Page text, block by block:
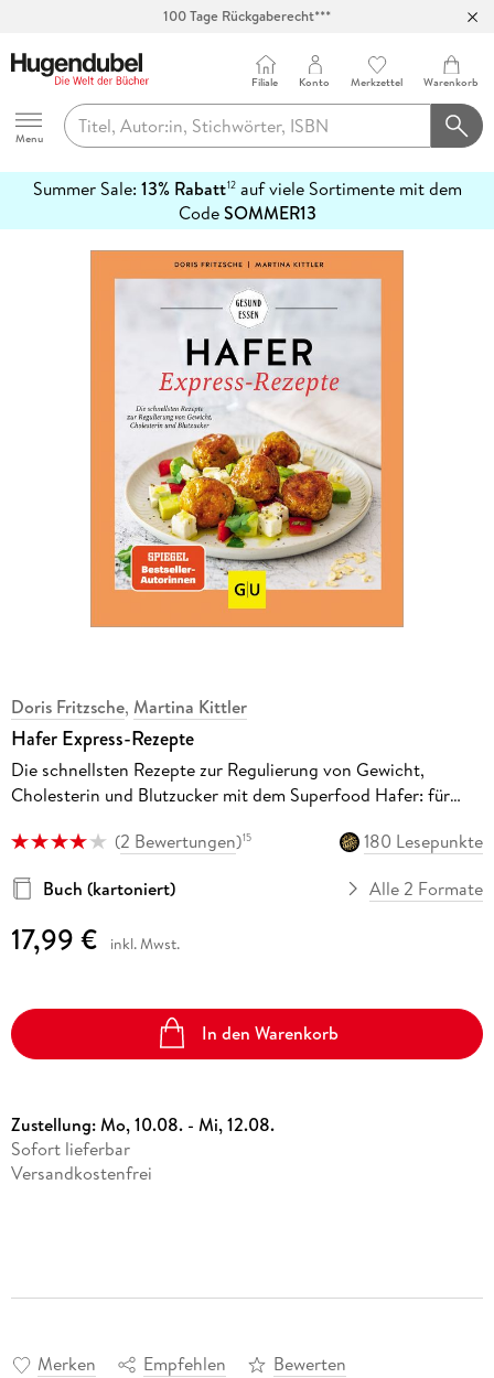
100 Tage Rückgaberecht***
Hugendubel
Menu
Filiale Konto Merkzettel Warenkorb
Summer Sale: 13% Rabatt12auf viele Sortimente mit dem
CodeSOMMER13
erfahren
Doris Fritzsche, Martina Kittler
Hafer Express-Rezepte
Die schnellsten Rezepte zur Regulierung von Gewicht,
Cholesterin und Blutzucker mit dem Superfood Hafer: für
(2 Bewertungen)15
180 Lesepunkte
Buch (kartoniert)
Alle 2 Formate
17,99 € inkl. Mwst.
In den Warenkorb
Zustellung:Mo, 10.08. - Mi, 12.08.
Sofort lieferbar
Versandkostenfrei
Merken Empfehlen Bewerten